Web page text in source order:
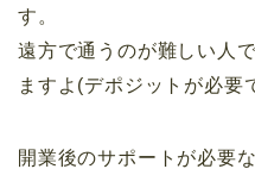
す。
遠方で通うのが難しい人
ますよ(デポジットが必要
開業後のサポートが必要